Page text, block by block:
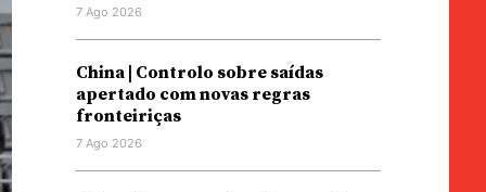
7 Ago 2026
China | Controlo sobre saídas
apertado com novas regras
fronteiriças
7 Ago 2026